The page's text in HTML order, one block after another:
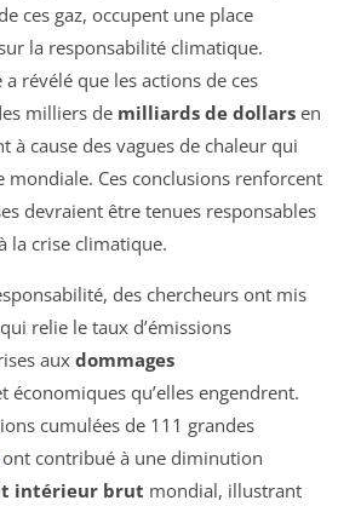
ces gaz, occupent une place
la responsabilité climatique.
révélé que les actions de ces
milliers de milliards de dollars en
à cause des vagues de chaleur qui
mondiale. Ces conclusions renforcent
devraient être tenues responsables
la crise climatique.
des chercheurs ont mis
relie le taux d’émissions
aux dommages
économiques qu’elles engendrent.
cumulées de 111 grandes
ont contribué à une diminution
intérieur brut mondial, illustrant